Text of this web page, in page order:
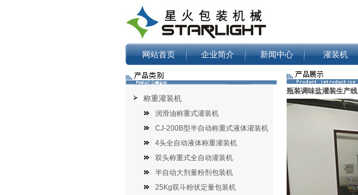
网站首页 企业简介 新闻中心 灌装机
称重灌装机
润滑油称重式灌装机
CJ-200B型半自动称重式液体灌装机
4头全自动液体称重灌装机
双头称重式全自动灌装机
半自动大剂量粉剂包装机
25Kg双斗粉状定量包装机
瓶装调味盐灌装生产线